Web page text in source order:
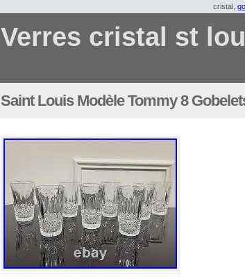
cristal,
Verres cristal st
Saint Louis Modèle Tommy 8